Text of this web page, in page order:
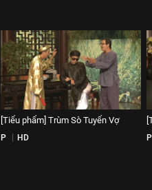
[Tiểu phẩm] Trùm Sò Tuyển Vợ
P HD P